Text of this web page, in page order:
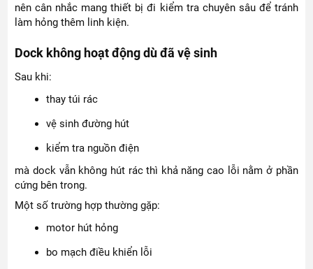
nên cân nhắc mang thiết bị đi kiểm tra chuyên sâu để tránh
làm hỏng thêm linh kiện.
Dock không hoạt động dù đã vệ sinh
Sau khi:
thay túi rác
vệ sinh đường hút
kiểm tra nguồn điện
mà dock vẫn không hút rác thì khả năng cao lỗi nằm ở phần
cứng bên trong.
Một số trường hợp thường gặp:
motor hút hỏng
bo mạch điều khiển lỗi